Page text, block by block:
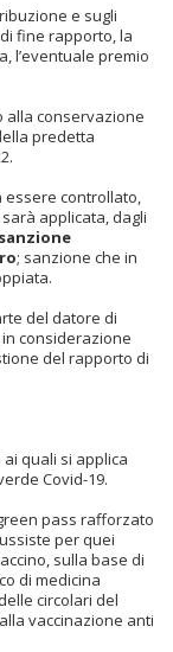
e sugli
fine rapporto, la
l’eventuale premio
alla conservazione
predetta
essere controllato,
applicata, dagli
; sanzione che in
del datore di
considerazione
del rapporto di
quali si applica
Covid-19.
pass rafforzato
per quei
sulla base di
di medicina
circolari del
vaccinazione anti